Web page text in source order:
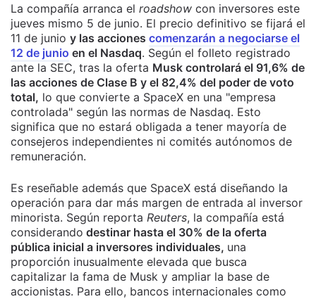
La compañía arranca el roadshow con inversores este
jueves mismo 5 de junio. El precio definitivo se fijará el
11 de junio y las acciones comenzarán a negociarse el
12 de junio en el Nasdaq. Según el folleto registrado
ante la SEC, tras la oferta Musk controlará el 91,6% de
las acciones de Clase B y el 82,4% del poder de voto
total, lo que convierte a SpaceX en una "empresa
controlada" según las normas de Nasdaq. Esto
significa que no estará obligada a tener mayoría de
consejeros independientes ni comités autónomos de
remuneración.
Es reseñable además que SpaceX está diseñando la
operación para dar más margen de entrada al inversor
minorista. Según reporta Reuters, la compañía está
considerando destinar hasta el 30% de la oferta
pública inicial a inversores individuales, una
proporción inusualmente elevada que busca
capitalizar la fama de Musk y ampliar la base de
accionistas. Para ello, bancos internacionales como